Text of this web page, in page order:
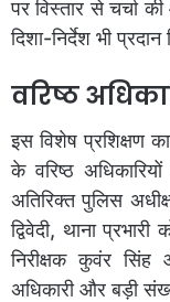
पर विस्तार से चर्चा
दिशा-निर्देश भी प्रदान
वरिष्ठ
​इस विशेष प्रशिक्षण
के वरिष्ठ
अतिरिक्त पुलिस
द्विवेदी, थाना
निरीक्षक कुवंर
अधिकारी और बड़ी